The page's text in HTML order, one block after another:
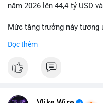
năm 2026 lên 44,4 tỷ USD
Mức tăng trưởng này
nhà đầu tư trong ngành vật
Đọc thêm